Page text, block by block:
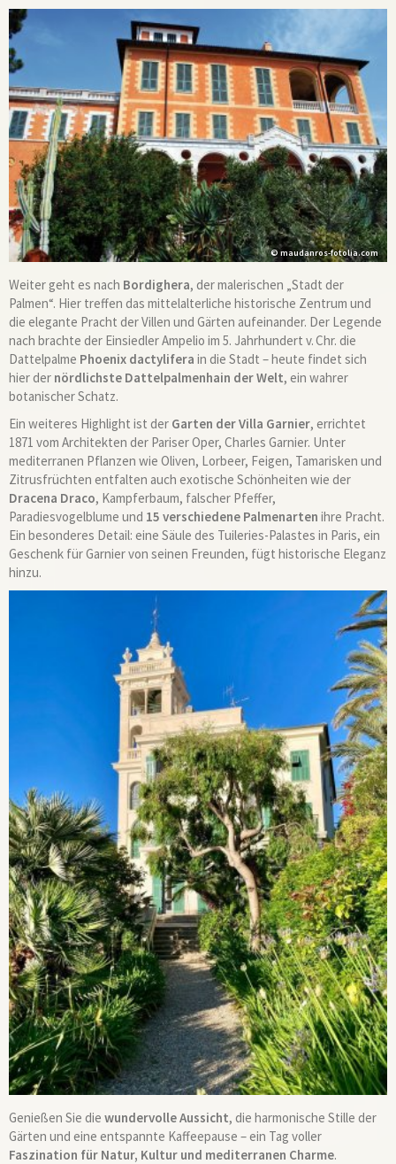
© maudanros-fotolia.com
Weiter geht es nach Bordighera, der malerischen „Stadt der
Palmen“. Hier treffen das mittelalterliche historische Zentrum und
die elegante Pracht der Villen und Gärten aufeinander. Der Legende
nach brachte der Einsiedler Ampelio im 5. Jahrhundert v. Chr. die
Dattelpalme Phoenix dactylifera in die Stadt – heute findet sich
hier der nördlichste Dattelpalmenhain der Welt, ein wahrer
botanischer Schatz.
Ein weiteres Highlight ist der Garten der Villa Garnier, errichtet
1871 vom Architekten der Pariser Oper, Charles Garnier. Unter
mediterranen Pflanzen wie Oliven, Lorbeer, Feigen, Tamarisken und
Zitrusfrüchten entfalten auch exotische Schönheiten wie der
Dracena Draco, Kampferbaum, falscher Pfeffer,
Paradiesvogelblume und 15 verschiedene Palmenarten ihre Pracht.
Ein besonderes Detail: eine Säule des Tuileries-Palastes in Paris, ein
Geschenk für Garnier von seinen Freunden, fügt historische Eleganz
hinzu.
Genießen Sie die wundervolle Aussicht, die harmonische Stille der
Gärten und eine entspannte Kaffeepause – ein Tag voller
Faszination für Natur, Kultur und mediterranen Charme.